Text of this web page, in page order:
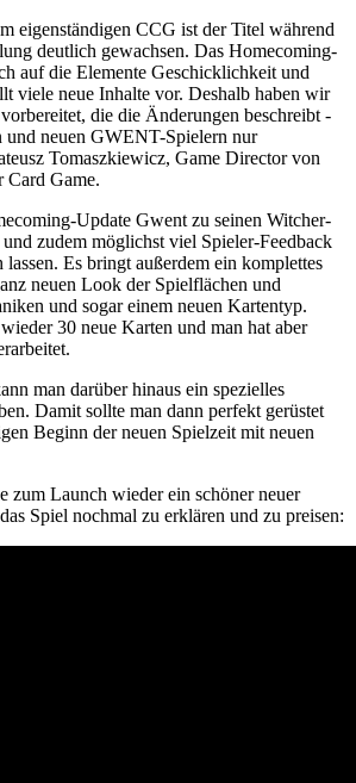
eigenständigen CCG ist der Titel während
deutlich gewachsen. Das Homecoming-
auf die Elemente Geschicklichkeit und
viele neue Inhalte vor. Deshalb haben wir
die die Änderungen beschreibt -
und neuen GWENT-Spielern nur
Tomaszkiewicz, Game Director von
Game.
Update Gwent zu seinen Witcher-
zudem möglichst viel Spieler-Feedback
lassen. Es bringt außerdem ein komplettes
neuen Look der Spielflächen und
und sogar einem neuen Kartentyp.
30 neue Karten und man hat aber
man darüber hinaus ein spezielles
Damit sollte man dann perfekt gerüstet
Beginn der neuen Spielzeit mit neuen
zum Launch wieder ein schöner neuer
Spiel nochmal zu erklären und zu preisen: